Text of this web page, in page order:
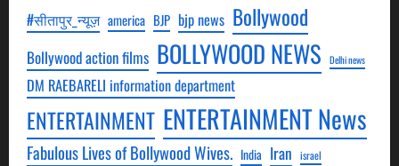
#सीतापुर_न्यूज़ america BJP bjp news Bollywood
Bollywood action films BOLLYWOOD NEWS Delhi news
DM RAEBARELI information department
ENTERTAINMENT ENTERTAINMENT News
Fabulous Lives of Bollywood Wives. India Iran israel